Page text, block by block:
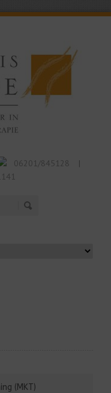
06201/845128 |
(MKT)